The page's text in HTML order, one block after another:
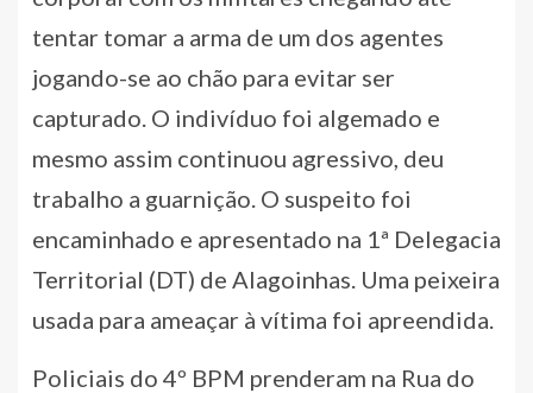
tentar tomar a arma de um dos agentes
jogando-se ao chão para evitar ser
capturado. O indivíduo foi algemado e
mesmo assim continuou agressivo, deu
trabalho a guarnição. O suspeito foi
encaminhado e apresentado na 1ª Delegacia
Territorial (DT) de Alagoinhas. Uma peixeira
usada para ameaçar à vítima foi apreendida.
Policiais do 4º BPM prenderam na Rua do